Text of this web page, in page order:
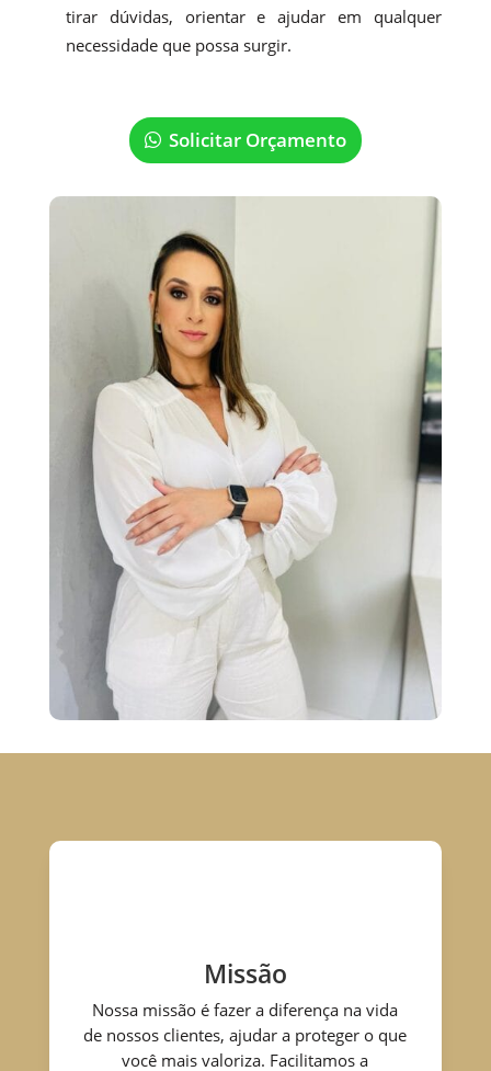
tirar dúvidas, orientar e ajudar em qualquer
necessidade que possa surgir.
Solicitar Orçamento
Missão
Nossa missão é fazer a diferença na vida
de nossos clientes, ajudar a proteger o que
você mais valoriza. Facilitamos a